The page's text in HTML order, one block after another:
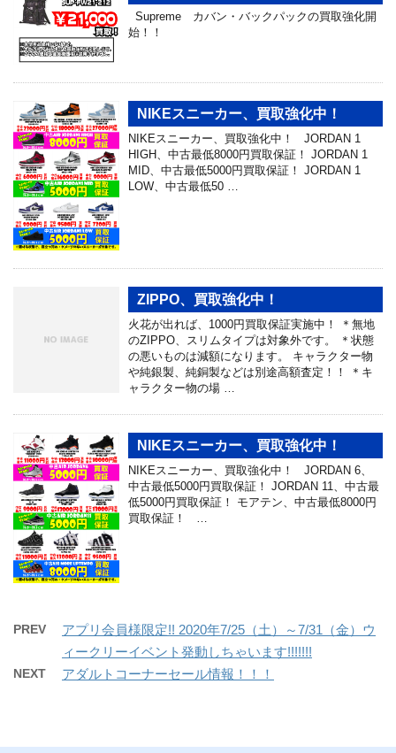
Supreme カバン・バックパックの買取強化開
始！！
NIKEスニーカー、買取強化中！
NIKEスニーカー、買取強化中！ JORDAN 1
HIGH、中古最低8000円買取保証！ JORDAN 1
MID、中古最低5000円買取保証！ JORDAN 1
LOW、中古最低50 …
ZIPPO、買取強化中！
火花が出れば、1000円買取保証実施中！ ＊無地
のZIPPO、スリムタイプは対象外です。 ＊状態
の悪いものは減額になります。 キャラクター物
や純銀製、純銅製などは別途高額査定！！ ＊キ
ャラクター物の場 …
NIKEスニーカー、買取強化中！
NIKEスニーカー、買取強化中！ JORDAN 6、
中古最低5000円買取保証！ JORDAN 11、中古最
低5000円買取保証！ モアテン、中古最低8000円
買取保証！ …
PREV
アプリ会員様限定!! 2020年7/25（土）～7/31（金）ウ
ィークリーイベント発動しちゃいます!!!!!!!
NEXT アダルトコーナーセール情報！！！